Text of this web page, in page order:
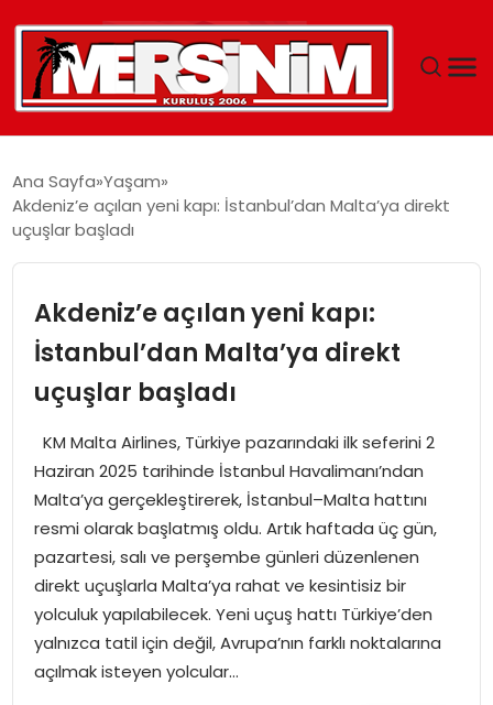
YAŞAM
SAĞLIK
EĞITIM
SPOR
EKONOMI
MAGAZIN
DÜNYA
OTOMOBIL
Ana Sayfa Yaşam
Akdeniz’e açılan yeni kapı: İstanbul’dan Malta’ya direkt
uçuşlar başladı
Akdeniz’e açılan yeni kapı:
İstanbul’dan Malta’ya direkt
uçuşlar başladı
KM Malta Airlines, Türkiye pazarındaki ilk seferini 2
Haziran 2025 tarihinde İstanbul Havalimanı’ndan
Malta’ya gerçekleştirerek, İstanbul–Malta hattını
resmi olarak başlatmış oldu. Artık haftada üç gün,
pazartesi, salı ve perşembe günleri düzenlenen
direkt uçuşlarla Malta’ya rahat ve kesintisiz bir
yolculuk yapılabilecek. Yeni uçuş hattı Türkiye’den
yalnızca tatil için değil, Avrupa’nın farklı noktalarına
açılmak isteyen yolcular…